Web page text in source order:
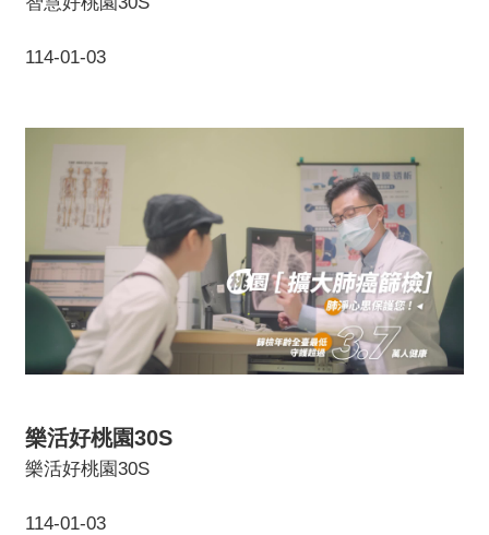
114-01-03
樂活好桃園30S
114-01-03
樂活好桃園30S